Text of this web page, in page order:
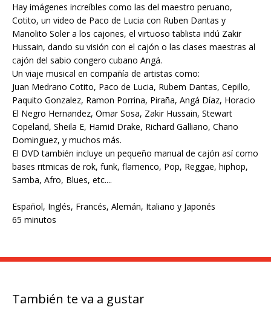
Hay imágenes increíbles como las del maestro peruano,
Cotito, un video de Paco de Lucia con Ruben Dantas y
Manolito Soler a los cajones, el virtuoso tablista indú Zakir
Hussain, dando su visión con el cajón o las clases maestras al
cajón del sabio congero cubano Angá.
Un viaje musical en compañía de artistas como:
Juan Medrano Cotito, Paco de Lucia, Rubem Dantas, Cepillo,
Paquito Gonzalez, Ramon Porrina, Piraña, Angá Díaz, Horacio
El Negro Hernandez, Omar Sosa, Zakir Hussain, Stewart
Copeland, Sheila E, Hamid Drake, Richard Galliano, Chano
Dominguez, y muchos más.
El DVD también incluye un pequeño manual de cajón así como
bases ritmicas de rok, funk, flamenco, Pop, Reggae, hiphop,
Samba, Afro, Blues, etc....
Español, Inglés, Francés, Alemán, Italiano y Japonés
65 minutos
También te va a gustar